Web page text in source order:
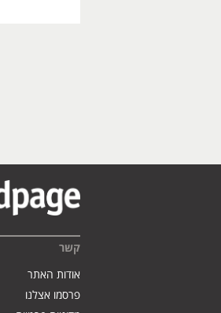
קשר
אודות האתר
פרסמו אצלנו